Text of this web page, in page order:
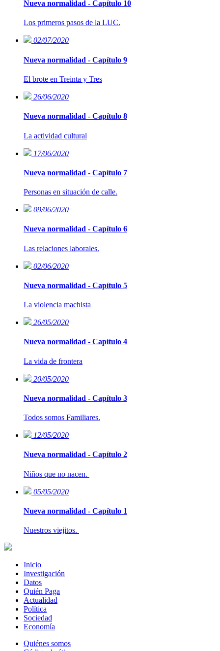
Nueva normalidad - Capítulo 10
Los primeros pasos de la LUC.
02/07/2020
Nueva normalidad - Capítulo 9
El brote en Treinta y Tres
26/06/2020
Nueva normalidad - Capítulo 8
La actividad cultural
17/06/2020
Nueva normalidad - Capítulo 7
Personas en situación de calle.
09/06/2020
Nueva normalidad - Capítulo 6
Las relaciones laborales.
02/06/2020
Nueva normalidad - Capítulo 5
La violencia machista
26/05/2020
Nueva normalidad - Capítulo 4
La vida de frontera
20/05/2020
Nueva normalidad - Capítulo 3
Todos somos Familiares.
12/05/2020
Nueva normalidad - Capítulo 2
Niños que no nacen.
05/05/2020
Nueva normalidad - Capítulo 1
Nuestros viejitos.
Inicio
Investigación
Datos
Quién Paga
Actualidad
Política
Sociedad
Economía
Quiénes somos